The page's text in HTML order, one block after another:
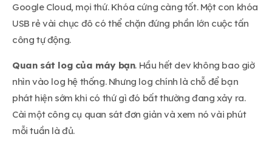
Google Cloud, mọi thứ. Khóa cứng càng tốt. Một con khóa
USB rẻ vài chục đô có thể chặn đứng phần lớn cuộc tấn
công tự động.
Quan sát log của máy bạn. Hầu hết dev không bao giờ
nhìn vào log hệ thống. Nhưng log chính là chỗ để bạn
phát hiện sớm khi có thứ gì đó bất thường đang xảy ra.
Cài một công cụ quan sát đơn giản và xem nó vài phút
mỗi tuần là đủ.